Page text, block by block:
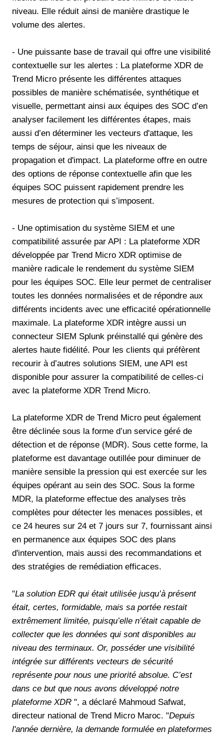
niveau. Elle réduit ainsi de manière drastique le
volume des alertes.
- Une puissante base de travail qui offre une visibilité
contextuelle sur les alertes : La plateforme XDR de
Trend Micro présente les différentes attaques
possibles de manière schématisée, synthétique et
visuelle, permettant ainsi aux équipes des SOC d’en
analyser facilement les différentes étapes, mais
aussi d’en déterminer les vecteurs d'attaque, les
temps de séjour, ainsi que les niveaux de
propagation et d'impact. La plateforme offre en outre
des options de réponse contextuelle afin que les
équipes SOC puissent rapidement prendre les
mesures de protection qui s’imposent.
- Une optimisation du système SIEM et une
compatibilité assurée par API : La plateforme XDR
développée par Trend Micro XDR optimise de
manière radicale le rendement du système SIEM
pour les équipes SOC. Elle leur permet de centraliser
toutes les données normalisées et de répondre aux
différents incidents avec une efficacité opérationnelle
maximale. La plateforme XDR intègre aussi un
connecteur SIEM Splunk préinstallé qui génère des
alertes haute fidélité. Pour les clients qui préfèrent
recourir à d’autres solutions SIEM, une API est
disponible pour assurer la compatibilité de celles-ci
avec la plateforme XDR Trend Micro.
La plateforme XDR de Trend Micro peut également
être déclinée sous la forme d’un service géré de
détection et de réponse (MDR). Sous cette forme, la
plateforme est davantage outillée pour diminuer de
manière sensible la pression qui est exercée sur les
équipes opérant au sein des SOC. Sous la forme
MDR, la plateforme effectue des analyses très
complètes pour détecter les menaces possibles, et
ce 24 heures sur 24 et 7 jours sur 7, fournissant ainsi
en permanence aux équipes SOC des plans
d'intervention, mais aussi des recommandations et
des stratégies de remédiation efficaces.
"La solution EDR qui était utilisée jusqu’à présent
était, certes, formidable, mais sa portée restait
extrêmement limitée, puisqu’elle n’était capable de
collecter que les données qui sont disponibles au
niveau des terminaux. Or, posséder une visibilité
intégrée sur différents vecteurs de sécurité
représente pour nous une priorité absolue. C’est
dans ce but que nous avons développé notre
plateforme XDR ", a déclaré Mahmoud Safwat,
directeur national de Trend Micro Maroc. "Depuis
l'année dernière, la demande formulée en plateformes